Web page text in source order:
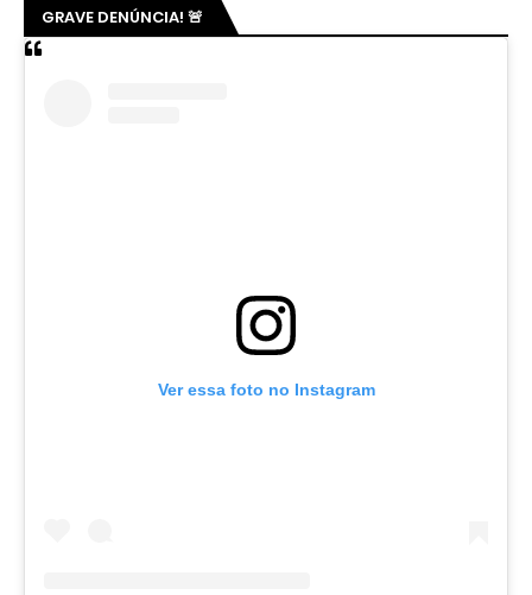
GRAVE DENÚNCIA! 🚨
Ver essa foto no Instagram